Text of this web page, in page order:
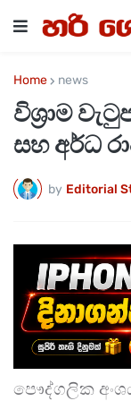
Home news
විශ්‍රාම
සහ අර්ධ
by Editorial
පෞද්ගලික